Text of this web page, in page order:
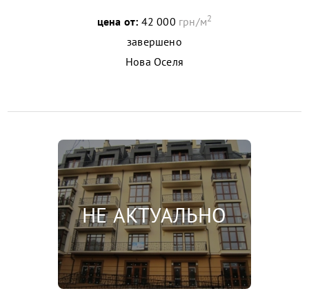
цена от: 42 000 грн/м2
завершено
Нова Оселя